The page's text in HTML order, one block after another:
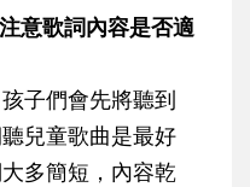
意歌詞內容是否適
子們會先將聽到
兒童歌曲是最好
多簡短，內容乾